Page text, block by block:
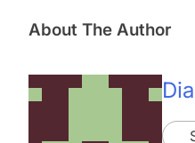
About The Author